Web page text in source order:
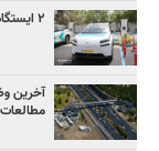
۲ ایستگاه شارژ تاکسی‌های برقی در آستانه بهره‌برداری
مطالعات ۲ پل